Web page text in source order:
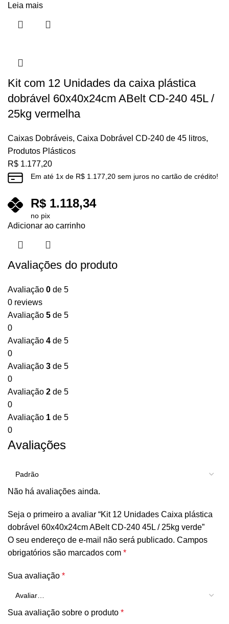
Leia mais
Kit com 12 Unidades da caixa plástica
dobrável 60x40x24cm ABelt CD-240 45L /
25kg vermelha
Caixas Dobráveis, Caixa Dobrável CD-240 de 45 litros,
Produtos Plásticos
R$ 1.177,20
Em até 1x de R$ 1.177,20 sem juros no cartão de crédito!
R$ 1.118,34
no pix
Adicionar ao carrinho
Avaliações do produto
Avaliação 0 de 5
0 reviews
Avaliação 5 de 5
0
Avaliação 4 de 5
0
Avaliação 3 de 5
0
Avaliação 2 de 5
0
Avaliação 1 de 5
0
Avaliações
Não há avaliações ainda.
Seja o primeiro a avaliar “Kit 12 Unidades Caixa plástica
dobrável 60x40x24cm ABelt CD-240 45L / 25kg verde”
O seu endereço de e-mail não será publicado. Campos
obrigatórios são marcados com *
Sua avaliação *
Sua avaliação sobre o produto *